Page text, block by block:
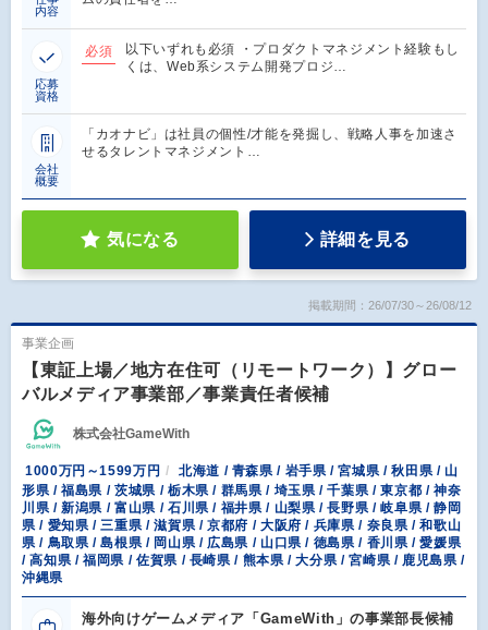
内容
応募
資格
必須
以下いずれも必須 ・プロダクトマネジメント経験もし
くは、Web系システム開発プロジ…
会社
概要
「カオナビ」は社員の個性/才能を発掘し、戦略人事を加速さ
せるタレントマネジメント…
気になる 詳細を見る
掲載期間：26/07/30～26/08/12
事業企画
【東証上場／地方在住可（リモートワーク）】グロー
バルメディア事業部／事業責任者候補
株式会社GameWith
1000万円～1599万円
北海道 / 青森県 / 岩手県 / 宮城県 / 秋田県 / 山
形県 / 福島県 / 茨城県 / 栃木県 / 群馬県 / 埼玉県 / 千葉県 / 東京都 / 神奈
川県 / 新潟県 / 富山県 / 石川県 / 福井県 / 山梨県 / 長野県 / 岐阜県 / 静岡
県 / 愛知県 / 三重県 / 滋賀県 / 京都府 / 大阪府 / 兵庫県 / 奈良県 / 和歌山
県 / 鳥取県 / 島根県 / 岡山県 / 広島県 / 山口県 / 徳島県 / 香川県 / 愛媛県
/ 高知県 / 福岡県 / 佐賀県 / 長崎県 / 熊本県 / 大分県 / 宮崎県 / 鹿児島県 /
沖縄県
海外向けゲームメディア「GameWith」の事業部長候補